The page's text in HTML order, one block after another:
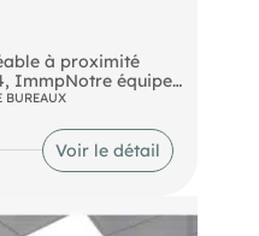
à proximité
ImmpNotre équipes
à la location
- Champs (A) Route
BUREAUX
Voir le détail